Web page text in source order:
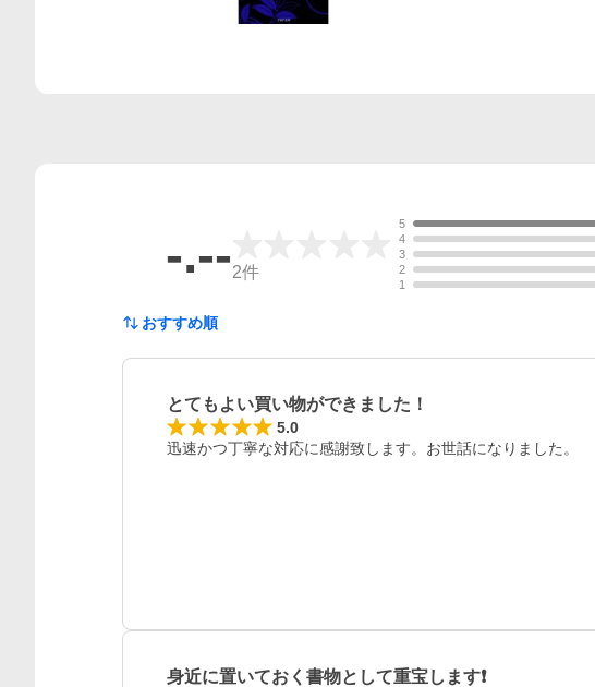
-.--2件
5
4
3
2
1
おすすめ順
とてもよい買い物ができました！
5.0
迅速かつ丁寧な対応に感謝致します。お世話になりました。
身近に置いておく書物として重宝します❗